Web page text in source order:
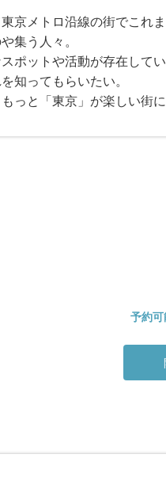
京メトロ沿線の街でこれ
集う人々。
ポットや活動が存在してい
知ってもらいたい。
っと「東京」が楽しい街
予約